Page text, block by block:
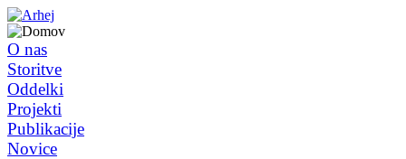
O nas
Storitve
Oddelki
Projekti
Publikacije
Novice